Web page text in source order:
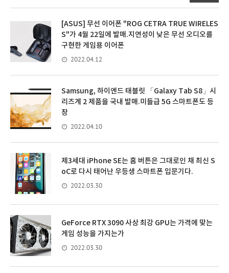
[ASUS] 무선 이어폰 "ROG CETRA TRUE WIRELES
S"가 4월 22일에 발매.지연성이 낮은 무선 오디오를
구현한 게임용 이어폰
2022.04.12
Samsung, 하이엔드 태블릿 「Galaxy Tab S8」시
리즈계 2 제품을 국내 발매.미들급 5G 스마트폰도 등
장
2022.04.10
제3세대 iPhone SE는 홈 버튼은 그대로인 채 최신 S
oC로 다시 태어난 우등생 스마트폰 입문기다.
2022.03.30
GeForce RTX 3090 사상 최강 GPU는 가격에 맞는
게임 성능을 가지는가
2022.03.30